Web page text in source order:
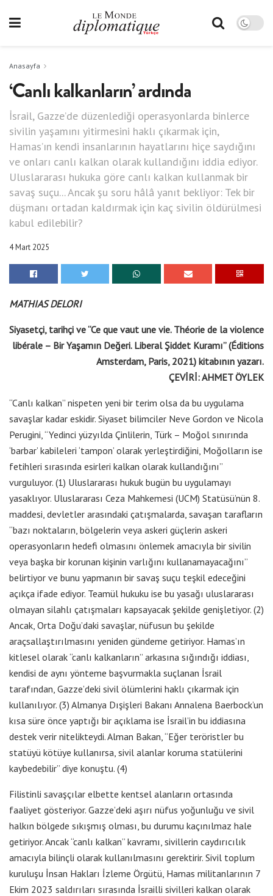
Anasayfa
‘Canlı kalkanların’ ardında
İsrail, Gazze’de düzenlediği operasyonlarda binlerce
sivilin yaşamını yitirmesini haklı çıkarmak için,
Hamas’ın kendi insanlarının hayatlarını hiçe saydığını
ve onları canlı kalkan olarak kullandığını iddia ediyor.
Uluslararası hukuka göre canlı kalkan kullanmak bir
savaş suçu... Ancak şu soru hâlâ yanıt bekliyor: Tek bir
düşmanı ortadan kaldırmak için kaç sivilin öldürülmesi
kabul edilebilir?
4 Mart 2025
MATHIAS DELORI
Siyasetçi, tarihçi ve “Ce que vaut une vie. Théorie de la violence
libérale – Bir Yaşamın Değeri. Liberal Şiddet Kuramı” (Éditions
Amsterdam, Paris, 2021) kitabının yazarı.
ÇEVİRİ: AHMET ÖYLEK
“Canlı kalkan” nispeten yeni bir terim olsa da bu uygulama
savaşlar kadar eskidir. Siyaset bilimciler Neve Gordon ve Nicola
Perugini, “Yedinci yüzyılda Çinlilerin, Türk – Moğol sınırında
‘barbar’ kabileleri ‘tampon’ olarak yerleştirdiğini, Moğolların ise
fetihleri sırasında esirleri kalkan olarak kullandığını”
vurguluyor. (1) Uluslararası hukuk bugün bu uygulamayı
yasaklıyor. Uluslararası Ceza Mahkemesi (UCM) Statüsü’nün 8.
maddesi, devletler arasındaki çatışmalarda, savaşan tarafların
“bazı noktaların, bölgelerin veya askeri güçlerin askeri
operasyonların hedefi olmasını önlemek amacıyla bir sivilin
veya başka bir korunan kişinin varlığını kullanamayacağını”
belirtiyor ve bunu yapmanın bir savaş suçu teşkil edeceğini
açıkça ifade ediyor. Teamül hukuku ise bu yasağı uluslararası
olmayan silahlı çatışmaları kapsayacak şekilde genişletiyor. (2)
Ancak, Orta Doğu’daki savaşlar, nüfusun bu şekilde
araçsallaştırılmasını yeniden gündeme getiriyor. Hamas’ın
kitlesel olarak “canlı kalkanların” arkasına sığındığı iddiası,
kendisi de aynı yönteme başvurmakla suçlanan İsrail
tarafından, Gazze’deki sivil ölümlerini haklı çıkarmak için
kullanılıyor. (3) Almanya Dışişleri Bakanı Annalena Baerbock’un
kısa süre önce yaptığı bir açıklama ise İsrail’in bu iddiasına
destek verir nitelikteydi. Alman Bakan, “Eğer teröristler bu
statüyü kötüye kullanırsa, sivil alanlar koruma statülerini
kaybedebilir” diye konuştu. (4)
Filistinli savaşçılar elbette kentsel alanların ortasında
faaliyet gösteriyor. Gazze’deki aşırı nüfus yoğunluğu ve sivil
halkın bölgede sıkışmış olması, bu durumu kaçınılmaz hale
getiriyor. Ancak “canlı kalkan” kavramı, sivillerin caydırıcılık
amacıyla bilinçli olarak kullanılmasını gerektirir. Sivil toplum
kuruluşu İnsan Hakları İzleme Örgütü, Hamas militanlarının 7
Ekim 2023 saldırıları sırasında İsrailli sivilleri kalkan olarak